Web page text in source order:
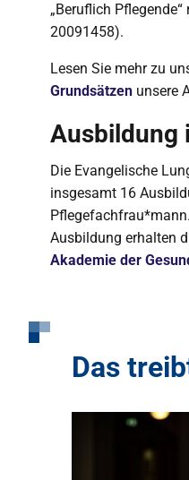
„Beruflich
20091458).
Lesen Sie mehr zu
Grundsätzen unsere
Ausbildung
Die Evangelische
insgesamt 16
Ausbildung erhalten
Akademie der
Das